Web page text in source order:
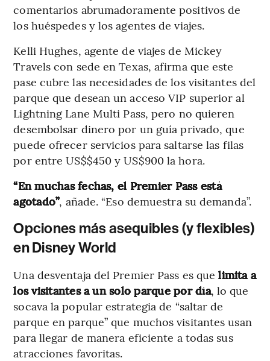
comentarios abrumadoramente positivos de
los huéspedes y los agentes de viajes.
Kelli Hughes, agente de viajes de Mickey
Travels con sede en Texas, afirma que este
pase cubre las necesidades de los visitantes del
parque que desean un acceso VIP superior al
Lightning Lane Multi Pass, pero no quieren
desembolsar dinero por un guía privado, que
puede ofrecer servicios para saltarse las filas
por entre US$$450 y US$900 la hora.
“En muchas fechas, el Premier Pass está
agotado”, añade. “Eso demuestra su demanda”.
Opciones más asequibles (y flexibles)
en Disney World
Una desventaja del Premier Pass es quelimita a
los visitantes a un solo parque por día, lo que
socava la popular estrategia de “saltar de
parque en parque” que muchos visitantes usan
para llegar de manera eficiente a todas sus
atracciones favoritas.